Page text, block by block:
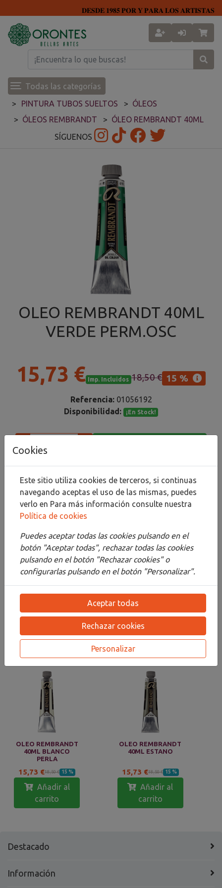
𝐃𝐄𝐒𝐃𝐄 𝟏𝟗𝟖𝟓 𝐏𝐎𝐑 𝐘 𝐏𝐀𝐑𝐀 𝐋𝐎𝐒 𝐀𝐑𝐓𝐈𝐒𝐓𝐀𝐒
Todas las categorías
PINTURA TUBOS SUELTOS
ÓLEOS
ÓLEOS REMBRANDT
ÓLEO REMBRANDT 40ML
SÍGUENOS
OLEO REMBRANDT 40ML
VERDE PERM.OSC
15,73 € Imp. Incluidos 18,50 € 15 %
Referencia: 01056192
Disponibilidad:
¡En Stock!
Compartir
Descripción
Detalles
Adjuntos
Opiniones
¡Este producto no tiene descripción!
PRODUCTOSRELACIONADOS
OLEO REMBRANDT
40ML BLANCO
PERLA
15,73 €18,50 € 15 %
Añadir al
carrito
OLEO REMBRANDT
40ML ESTANO
15,73 €18,50 € 15 %
Añadir al
carrito
Destacado
Información
Cookies
Este sitio utiliza cookies de terceros, si continuas
navegando aceptas el uso de las mismas, puedes
verlo en Para más información consulte nuestra
Política de cookies
Puedes aceptar todas las cookies pulsando en el
botón "Aceptar todas", rechazar todas las cookies
pulsando en el botón "Rechazar cookies" o
configurarlas pulsando en el botón "Personalizar".
Aceptar todas
Rechazar cookies
Personalizar